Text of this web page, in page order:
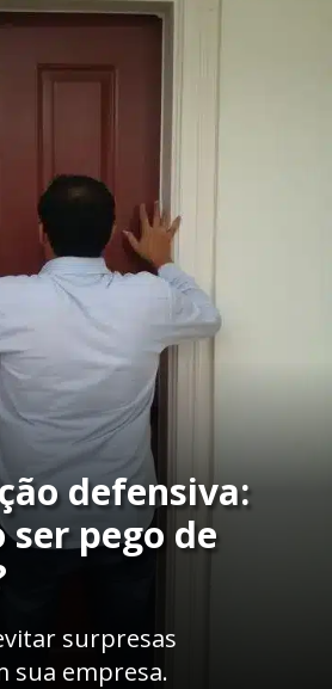
defensiva:
ser pego de
surpresas
sua empresa.